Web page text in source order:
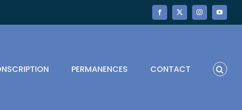
Facebook
X InstagramYouTube
PERMANENCES CONTACT